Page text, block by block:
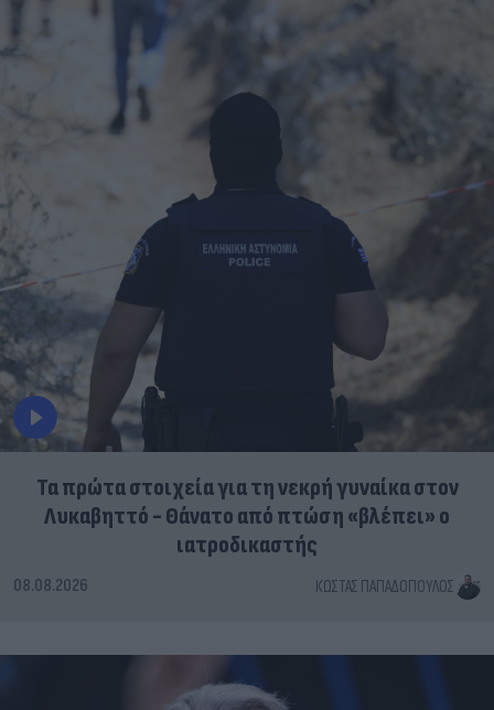
Τα πρώτα στοιχεία για τη νεκρή γυναίκα στον
Λυκαβηττό - Θάνατο από πτώση «βλέπει» ο
ιατροδικαστής
08.08.2026 ΚΏΣΤΑΣ ΠΑΠΑΔΌΠΟΥΛΟΣ